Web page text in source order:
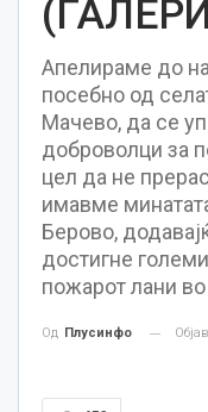
Апелираме до
посебно од
Мачево, да се
доброволци за
цел да не
имавме
Берово,
достигне
пожарот лани
Од Плусинфо